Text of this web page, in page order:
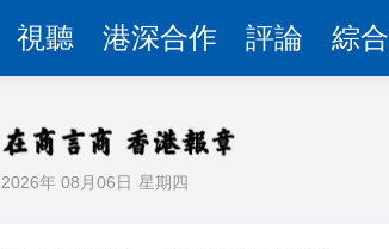
視聽 港深合作 評論 綜合
2026年 08月06日 星期四